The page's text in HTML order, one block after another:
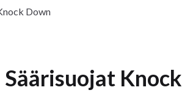
Down
Knock